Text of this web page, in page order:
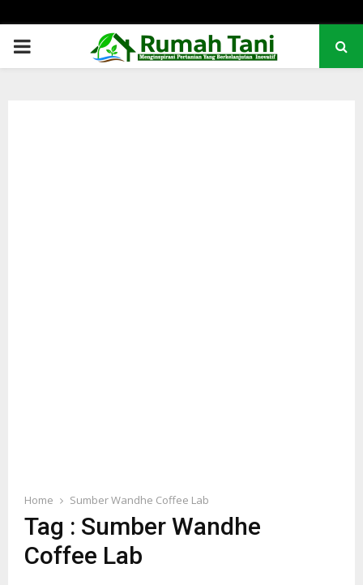
PRIMARY
Home Sumber Wandhe Coffee Lab
Tag : Sumber Wandhe
Coffee Lab